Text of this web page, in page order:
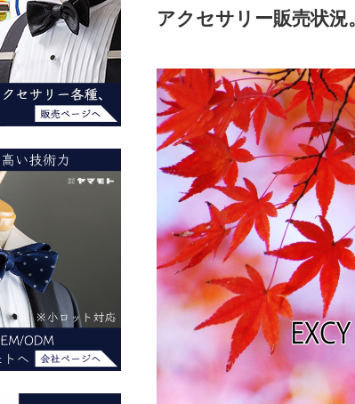
アクセサリー販売状